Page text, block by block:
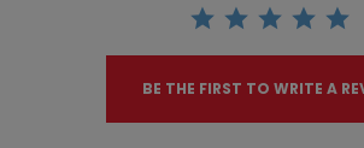
BE THE FIRST TO WRITE A